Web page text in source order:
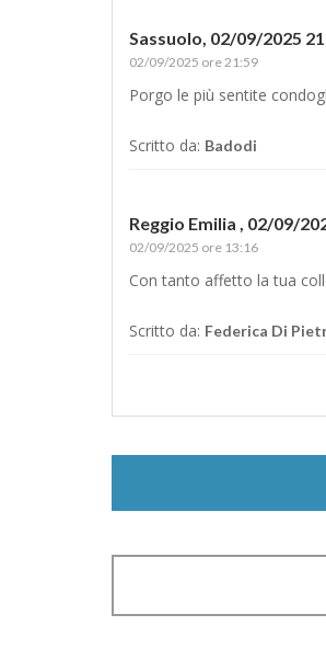
Sassuolo, 02/09/2025
02/09/2025 ore 21:59
Porgo le più sentite
Scritto da: Badodi
Reggio Emilia , 02/09/
02/09/2025 ore 13:16
Con tanto affetto la tua
Scritto da: Federica Di